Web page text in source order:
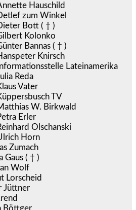
Hauschild
zum Winkel
Bott ( † )
Kolonko
Bannas ( † )
Knirsch
Informationsstelle Lateinamerika
Reda
Vater
TV
W. Birkwald
Erler
Olschanski
Horn
Zumach
Gaus ( † )
Wolf
Lorscheid
Jüttner
Böttger